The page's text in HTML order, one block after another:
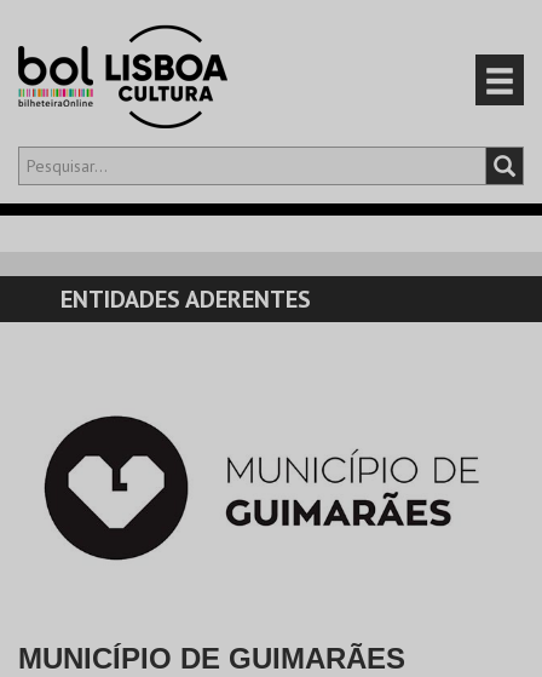
Olá,iniciar sessão
CARRINHO
EVENTOS
PRODUTOS
ENTIDADES ADERENTES
MUNICÍPIO DE GUIMARÃES